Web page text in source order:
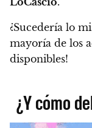
¿Sucedería lo
mayoría de los
disponibles!
¿Y cómo